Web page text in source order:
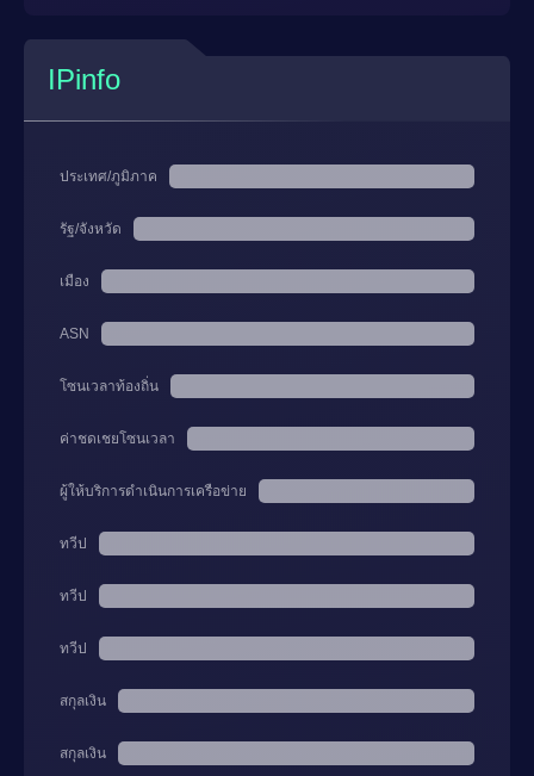
IPinfo
ประเทศ/ภูมิภาค
รัฐ/จังหวัด
เมือง
ASN
โซนเวลาท้องถิ่น
ค่าชดเชยโซนเวลา
ผู้ให้บริการดำเนินการเครือข่าย
ทวีป
ทวีป
ทวีป
สกุลเงิน
สกุลเงิน